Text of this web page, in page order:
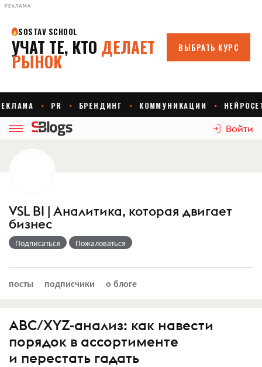
РЕКЛАМА
Войти
VSL BI | Аналитика, которая двигает
бизнес
Подписаться Пожаловаться
посты подписчики о блоге
ABC/XYZ-анализ: как навести
порядок в ассортименте
и перестать гадать